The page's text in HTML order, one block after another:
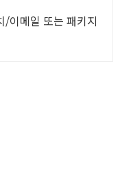
/이메일 또는 패키지